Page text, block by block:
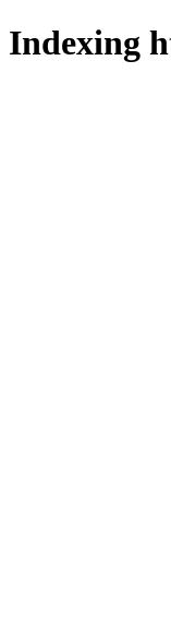
Indexing